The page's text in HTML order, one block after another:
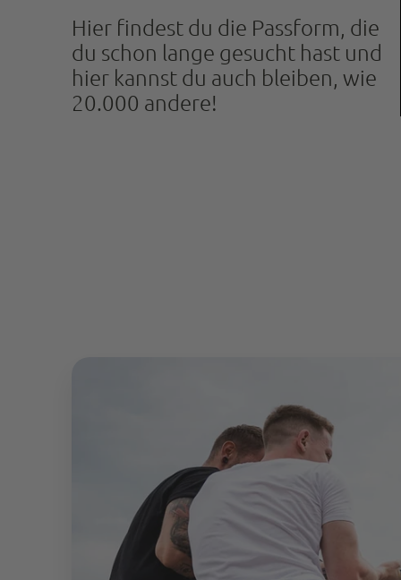
Hier findest du die Passform, die
du schon lange gesucht hast und
hier kannst du auch bleiben, wie
20.000 andere!